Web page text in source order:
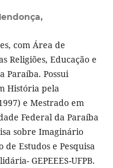
com Área de
Religiões, Educação e
Paraíba. Possui
História pela
e Mestrado em
Federal da Paraíba
sobre Imaginário
de Estudos e Pesquisa
GEPEEES-UFPB.